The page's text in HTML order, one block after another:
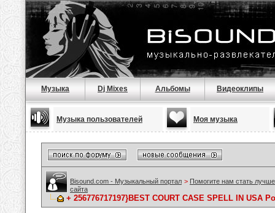
Музыка Dj Mixes Альбомы Видеоклипы
Музыка пользователей Моя музыка
Bisound.com - Музыкальный портал > Помогите нам стать
сайта
+ 256776717197}BEST COURT CASE SPELL IN USA